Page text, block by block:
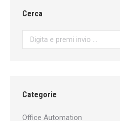
Cerca
Search:
Categorie
Office Automation